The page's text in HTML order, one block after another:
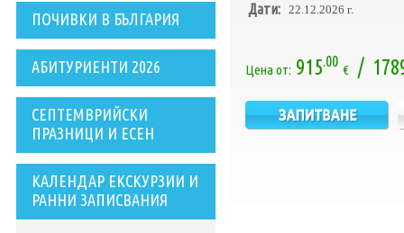
ПОЧИВКИ В БЪЛГАРИЯ
АБИТУРИЕНТИ 2026
СЕПТЕМВРИЙСКИ
ПРАЗНИЦИ И ЕСЕН
КАЛЕНДАР ЕКСКУРЗИИ И
РАННИ ЗАПИСВАНИЯ
Дати: 22.12.2026 г.
Цена от: 915.00
€ /